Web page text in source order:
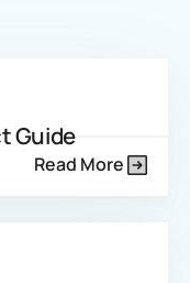
Guide
Read More